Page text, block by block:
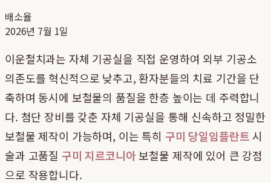
배소율
2026년 7월 1일
이운철치과는 자체 기공실을 직접 운영하여 외부 기공소
의존도를 혁신적으로 낮추고, 환자분들의 치료 기간을 단
축하며 동시에 보철물의 품질을 한층 높이는 데 주력합니
다. 첨단 장비를 갖춘 자체 기공실을 통해 신속하고 정밀한
보철물 제작이 가능하며, 이는 특히 구미 당일임플란트시
술과 고품질 구미 지르코니아보철물 제작에 있어 큰 강점
으로 작용합니다.